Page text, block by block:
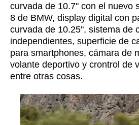
curvada de 10.7" con el nuevo
8 de BMW, display digital con
curvada de 10.25", sistema de
independientes, superficie de
para smartphones, cámara de
volante deportivo y crontrol de
entre otras cosas.